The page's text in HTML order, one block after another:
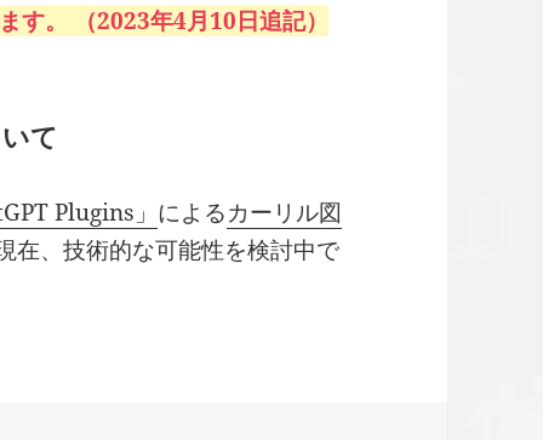
す。 （2023年4月10日追記）
て
Plugins」 によるカーリル図
在、技術的な可能性を検討中で